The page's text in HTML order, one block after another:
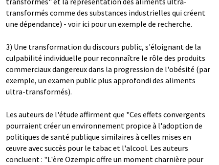
transformés comme des substances industrielles qui créent
une dépendance) - voir ici pour un exemple de recherche.
3) Une transformation du discours public, s'éloignant de la
culpabilité individuelle pour reconnaître le rôle des produits
commerciaux dangereux dans la progression de l'obésité (par
exemple, un examen public plus approfondi des aliments
ultra-transformés).
Les auteurs de l'étude affirment que "Ces effets convergents
pourraient créer un environnement propice à l'adoption de
politiques de santé publique similaires à celles mises en
œuvre avec succès pour le tabac et l'alcool. Les auteurs
concluent : "L'ère Ozempic offre un moment charnière pour